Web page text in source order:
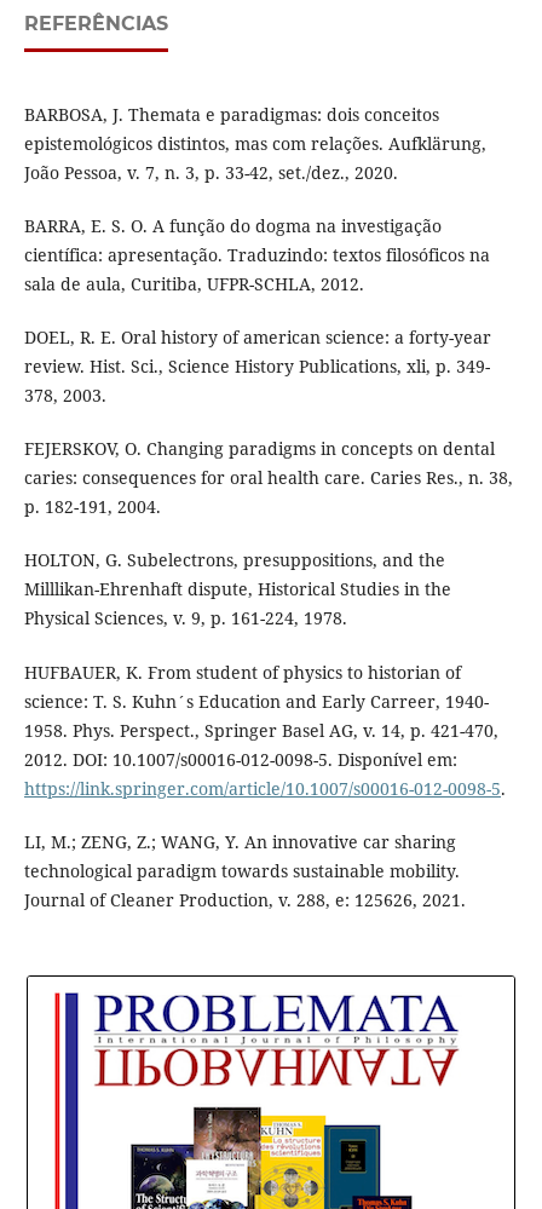
REFERÊNCIAS
BARBOSA, J. Themata e paradigmas: dois conceitos
epistemológicos distintos, mas com relações. Aufklärung,
João Pessoa, v. 7, n. 3, p. 33-42, set./dez., 2020.
BARRA, E. S. O. A função do dogma na investigação
científica: apresentação. Traduzindo: textos filosóficos na
sala de aula, Curitiba, UFPR-SCHLA, 2012.
DOEL, R. E. Oral history of american science: a forty-year
review. Hist. Sci., Science History Publications, xli, p. 349-
378, 2003.
FEJERSKOV, O. Changing paradigms in concepts on dental
caries: consequences for oral health care. Caries Res., n. 38,
p. 182-191, 2004.
HOLTON, G. Subelectrons, presuppositions, and the
Milllikan-Ehrenhaft dispute, Historical Studies in the
Physical Sciences, v. 9, p. 161-224, 1978.
HUFBAUER, K. From student of physics to historian of
science: T. S. Kuhn´s Education and Early Carreer, 1940-
1958. Phys. Perspect., Springer Basel AG, v. 14, p. 421-470,
2012. DOI: 10.1007/s00016-012-0098-5. Disponível em:
https://link.springer.com/article/10.1007/s00016-012-0098-5.
LI, M.; ZENG, Z.; WANG, Y. An innovative car sharing
technological paradigm towards sustainable mobility.
Journal of Cleaner Production, v. 288, e: 125626, 2021.